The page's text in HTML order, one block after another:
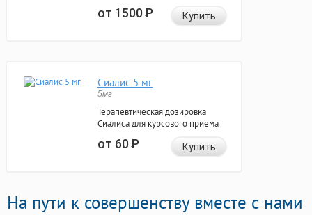
от 1500Р Купить
Сиалис 5 мг
5мг
Терапевтическая дозировка
Сиалиса для курсового приема
от 60Р Купить
На пути к совершенству вместе с нами